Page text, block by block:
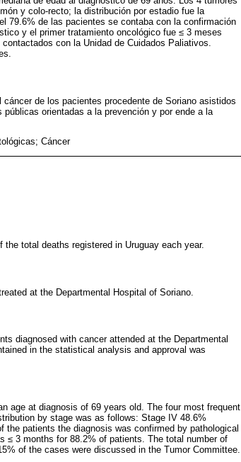
y colo-recto; la distribución por estadio fue la
de las pacientes se contaba con la confirmación
y el primer tratamiento oncológico fue ≤ 3 meses
con la Unidad de Cuidados Paliativos.
de los pacientes procedente de Soriano asistidos
orientadas a la prevención y por ende a la
Cáncer
total deaths registered in Uruguay each year.
at the Departmental Hospital of Soriano.
diagnosed with cancer attended at the Departmental
in the statistical analysis and approval was
age at diagnosis of 69 years old. The four most frequent
by stage was as follows: Stage IV 48.6%
patients the diagnosis was confirmed by pathological
≤ 3 months for 88.2% of patients. The total number of
of the cases were discussed in the Tumor Committee.